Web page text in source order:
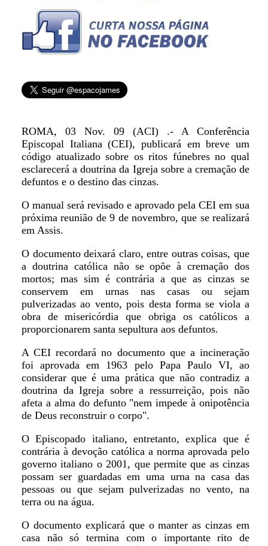
ROMA, 03 Nov. 09 (ACI) .- A Conferência
Episcopal Italiana (CEI), publicará em breve um
código atualizado sobre os ritos fúnebres no qual
esclarecerá a doutrina da Igreja sobre a cremação de
defuntos e o destino das cinzas.
O manual será revisado e aprovado pela CEI em sua
próxima reunião de 9 de novembro, que se realizará
em Assis.
O documento deixará claro, entre outras coisas, que
a doutrina católica não se opõe à cremação dos
mortos; mas sim é contrária a que as cinzas se
conservem em urnas nas casas ou sejam
pulverizadas ao vento, pois desta forma se viola a
obra de misericórdia que obriga os católicos a
proporcionarem santa sepultura aos defuntos.
A CEI recordará no documento que a incineração
foi aprovada em 1963 pelo Papa Paulo VI, ao
considerar que é uma prática que não contradiz a
doutrina da Igreja sobre a ressurreição, pois não
afeta a alma do defunto "nem impede à onipotência
de Deus reconstruir o corpo".
O Episcopado italiano, entretanto, explica que é
contrária à devoção católica a norma aprovada pelo
governo italiano o 2001, que permite que as cinzas
possam ser guardadas em uma urna na casa das
pessoas ou que sejam pulverizadas no vento, na
terra ou na água.
O documento explicará que o manter as cinzas em
casa não só termina com o importante rito de